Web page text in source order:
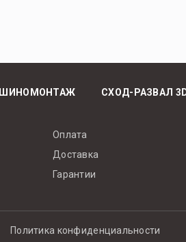
ШИНОМОНТАЖ СХОД-РАЗВАЛ
Оплата
Доставка
Гарантии
Политика конфиденциальности